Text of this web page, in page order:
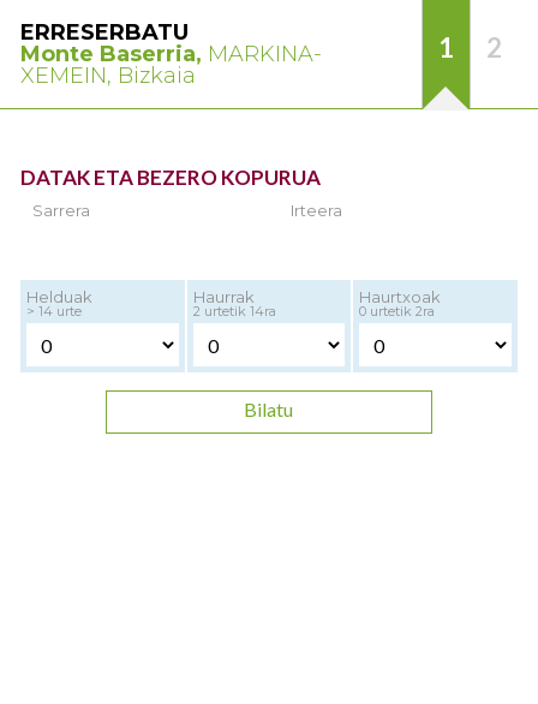
ERRESERBATU
Monte Baserria, MARKINA-
XEMEIN, Bizkaia
1 2
DATAK ETA BEZERO KOPURUA
Sarrera Irteera
Helduak
> 14 urte
Haurrak
2 urtetik 14ra
Haurtxoak
0 urtetik 2ra
Bilatu